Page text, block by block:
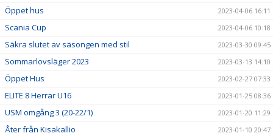
Öppet hus 2023-04-06 16:11
Scania Cup 2023-04-06 10:18
Säkra slutet av säsongen med stil 2023-03-30 09:45
Sommarlovsläger 2023 2023-03-13 14:10
Öppet Hus 2023-02-27 07:33
ELITE 8 Herrar U16 2023-01-25 08:36
USM omgång 3 (20-22/1) 2023-01-20 11:29
Åter från Kisakallio 2023-01-10 20:47